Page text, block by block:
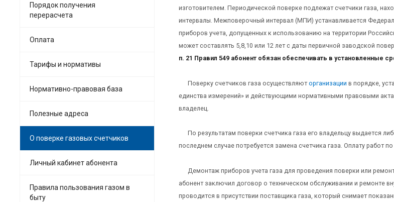
изготовителем. Периодической поверке подлежат счетчики газа,
интервалы. Межповерочный интервал (МПИ) устанавливается
приборов учета, допущенных к использованию на территории
может составлять 5,8,10 или 12 лет с даты первичной заводской
п. 21 Правил 549 абонент обязан обеспечивать в установленные
Поверку счетчиков газа осуществляюторганизации в порядке,
единства измерений» и действующими нормативными правовыми
владелец.
По результатам поверки счетчика газа его владельцу выдается
последнем случае потребуется замена счетчика газа. Оплату работ
Демонтаж приборов учета газа для проведения поверки или
абонент заключил договор о техническом обслуживании и ремонте
проводится в присутствии поставщика газа, который снимает
Порядок получения
перерасчета
Оплата
Тарифы и нормативы
Нормативно-правовая база
Полезные адреса
О поверке газовых счетчиков
Личный кабинет абонента
Правила пользования газом в
быту